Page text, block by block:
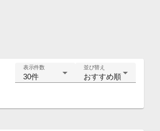
表示件数
30件
並び替え
おすすめ順